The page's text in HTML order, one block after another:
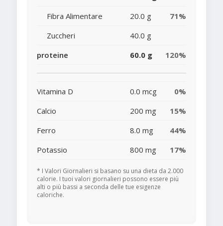
Fibra Alimentare
20.0 g
71%
Zuccheri
40.0 g
proteine
60.0 g 120%
Vitamina D 0.0 mcg
0%
Calcio
200 mg
15%
Ferro
8.0 mg
44%
Potassio
800 mg 17%
* I Valori Giornalieri si basano su una dieta da 2.000
calorie. I tuoi valori giornalieri possono essere più
alti o più bassi a seconda delle tue esigenze
caloriche.